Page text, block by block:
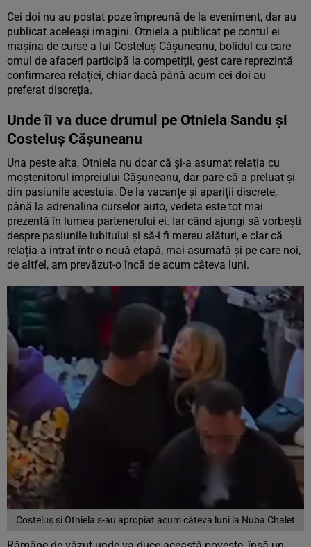
Cei doi nu au postat poze împreună de la eveniment, dar au
publicat aceleași imagini. Otniela a publicat pe contul ei
mașina de curse a lui Costeluș Cășuneanu, bolidul cu care
omul de afaceri participă la competiții, gest care reprezintă
confirmarea relației, chiar dacă până acum cei doi au
preferat discreția.
Unde îi va duce drumul pe Otniela Sandu și
Costeluș Cășuneanu
Una peste alta, Otniela nu doar că și-a asumat relația cu
moștenitorul impreiului Cășuneanu, dar pare că a preluat și
din pasiunile acestuia. De la vacanțe și apariții discrete,
până la adrenalina curselor auto, vedeta este tot mai
prezentă în lumea partenerului ei. Iar când ajungi să vorbești
despre pasiunile iubitului și să-i fi mereu alături, e clar că
relația a intrat într-o nouă etapă, mai asumată și pe care noi,
de altfel, am prevăzut-o încă de acum câteva luni.
Costeluș și Otniela s-au apropiat acum câteva luni la Nuba Chalet